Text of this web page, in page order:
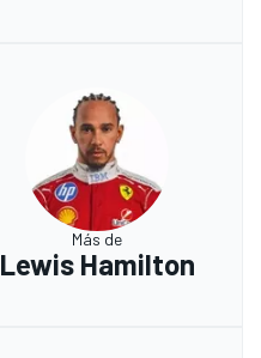
Más de
Lewis Hamilton